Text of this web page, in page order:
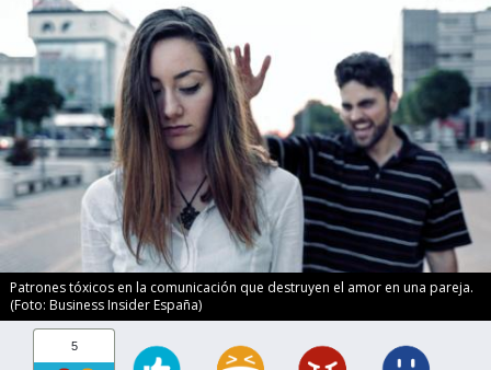
Patrones tóxicos en la comunicación que destruyen el amor en una pareja.
(Foto: Business Insider España)
5